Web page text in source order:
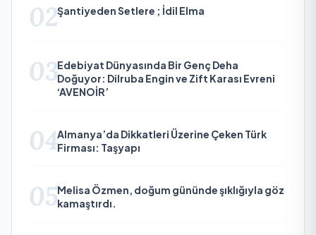
02Şantiyeden Setlere ; İdil Elma
03Edebiyat Dünyasında Bir Genç Deha
Doğuyor: Dilruba Engin ve Zift Karası Evreni
‘AVENOİR’
04Almanya’da Dikkatleri Üzerine Çeken Türk
Firması: Taşyapı
05Melisa Özmen, doğum gününde şıklığıyla göz
kamaştırdı.